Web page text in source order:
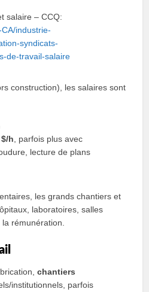
salaire – CCQ:
industrie-
syndicats-
de-travail-salaire
construction), les salaires sont
h , parfois plus avec
lecture de plans
les grands chantiers et
laboratoires, salles
rémunération.
chantiers
institutionnels, parfois